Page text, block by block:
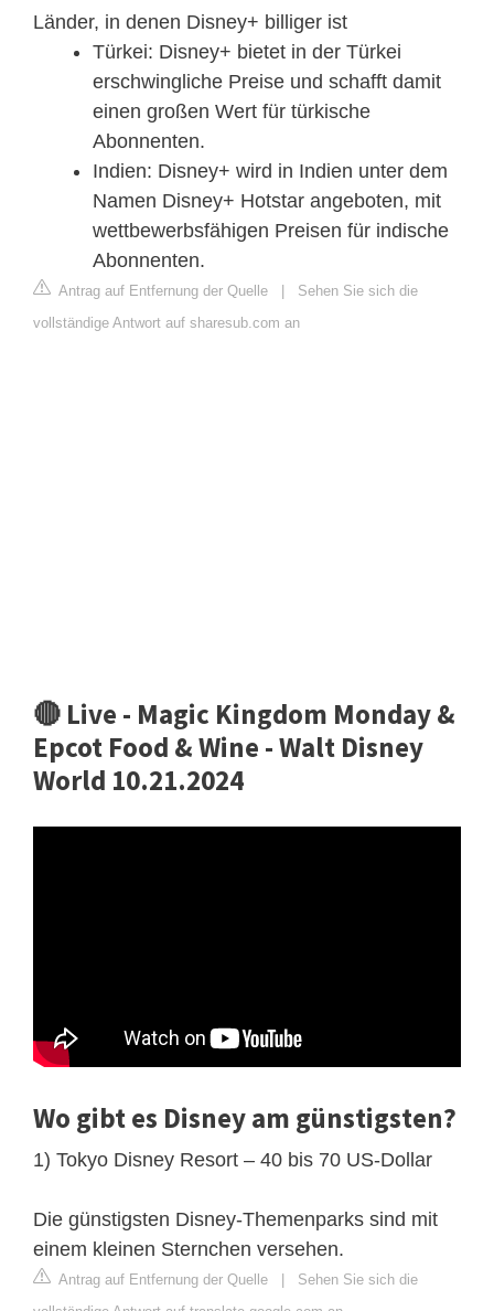
Länder, in denen Disney+ billiger ist
Türkei: Disney+ bietet in der Türkei
erschwingliche Preise und schafft damit
einen großen Wert für türkische
Abonnenten.
Indien: Disney+ wird in Indien unter dem
Namen Disney+ Hotstar angeboten, mit
wettbewerbsfähigen Preisen für indische
Abonnenten.
Antrag auf Entfernung der Quelle
Sehen Sie sich die
vollständige Antwort auf sharesub.com an
🔴 Live - Magic Kingdom Monday &
Epcot Food & Wine - Walt Disney
World 10.21.2024
Wo gibt es Disney am günstigsten?
1) Tokyo Disney Resort – 40 bis 70 US-Dollar
Die günstigsten Disney-Themenparks sind mit
einem kleinen Sternchen versehen.
Antrag auf Entfernung der Quelle | Sehen Sie sich die